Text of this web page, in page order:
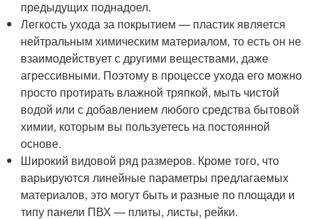
предыдущих поднадоел.
Легкость ухода за покрытием — пластик является
нейтральным химическим материалом, то есть он не
взаимодействует с другими веществами, даже
агрессивными. Поэтому в процессе ухода его можно
просто протирать влажной тряпкой, мыть чистой
водой или с добавлением любого средства бытовой
химии, которым вы пользуетесь на постоянной
основе.
Широкий видовой ряд размеров. Кроме того, что
варьируются линейные параметры предлагаемых
материалов, это могут быть и разные по площади и
типу панели ПВХ — плиты, листы, рейки.